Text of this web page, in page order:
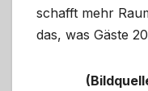
schafft mehr
das, was Gäste